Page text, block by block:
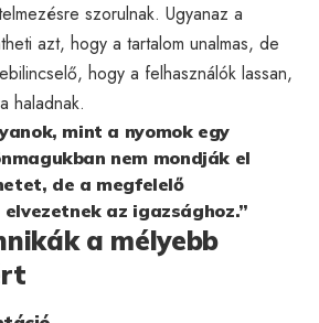
szorulnak. Ugyanaz a
azt, hogy a tartalom unalmas, de
hogy a felhasználók lassan,
haladnak.
mint a nyomok egy
nem mondják el
de a megfelelő
az igazsághoz.”
a mélyebb